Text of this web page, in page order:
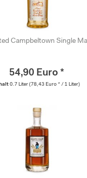
Campbeltown Single
54,90 Euro *
0.7 Liter (78,43 Euro * / 1 Liter)